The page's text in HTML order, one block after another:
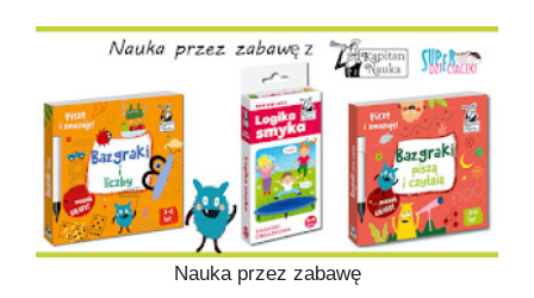
Nauka przez zabawę